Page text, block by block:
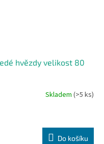
hvězdy velikost 80
Skladem (>5 ks)
Do košíku